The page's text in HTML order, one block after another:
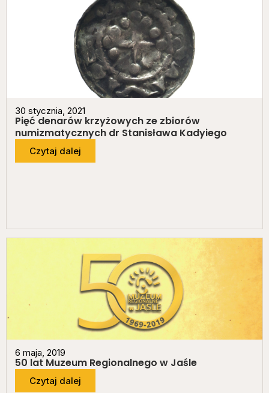
30 stycznia, 2021
Pięć denarów krzyżowych ze zbiorów
numizmatycznych dr Stanisława Kadyiego
Czytaj dalej
6 maja, 2019
50 lat Muzeum Regionalnego w Jaśle
Czytaj dalej